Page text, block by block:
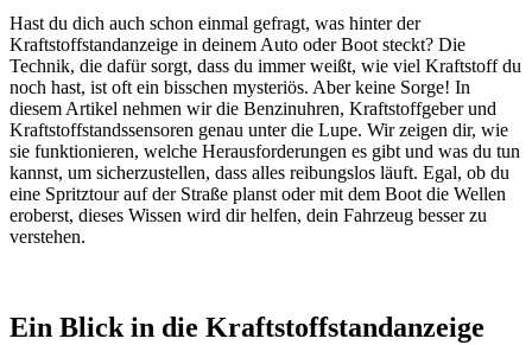
Hast du dich auch schon einmal gefragt, was hinter der
Kraftstoffstandanzeige in deinem Auto oder Boot steckt? Die
Technik, die dafür sorgt, dass du immer weißt, wie viel Kraftstoff du
noch hast, ist oft ein bisschen mysteriös. Aber keine Sorge! In
diesem Artikel nehmen wir die Benzinuhren, Kraftstoffgeber und
Kraftstoffstandssensoren genau unter die Lupe. Wir zeigen dir, wie
sie funktionieren, welche Herausforderungen es gibt und was du tun
kannst, um sicherzustellen, dass alles reibungslos läuft. Egal, ob du
eine Spritztour auf der Straße planst oder mit dem Boot die Wellen
eroberst, dieses Wissen wird dir helfen, dein Fahrzeug besser zu
verstehen.
Ein Blick in die Kraftstoffstandanzeige